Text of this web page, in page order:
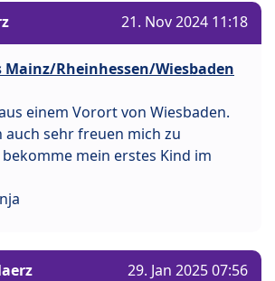
21. Nov 2024 11:18
Mainz/Rheinhessen/Wiesbaden
einem Vorort von Wiesbaden.
sehr freuen mich zu
mein erstes Kind im
29. Jan 2025 07:56